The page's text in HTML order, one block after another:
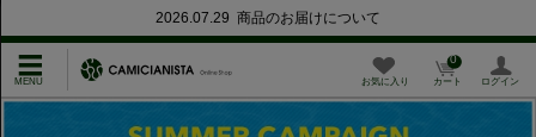
2026.07.29 商品のお届けについて
お気に入り カート
0
ログイン